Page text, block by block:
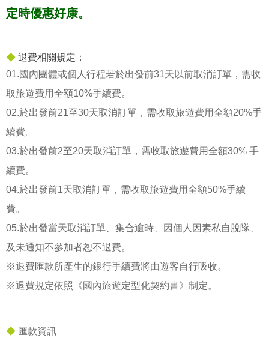
定時優惠好康。
◆ 退費相關規定：
01.國內團體或個人行程若於出發前31天以前取消訂單，需收
取旅遊費用全額10%手續費。
02.於出發前21至30天取消訂單，需收取旅遊費用全額20%手
續費。
03.於出發前2至20天取消訂單，需收取旅遊費用全額30% 手
續費。
04.於出發前1天取消訂單，需收取旅遊費用全額50%手續
費。
05.於出發當天取消訂單、集合逾時、因個人因素私自脫隊、
及未通知不參加者恕不退費。
※退費匯款所產生的銀行手續費將由遊客自行吸收。
※退費規定依照《國內旅遊定型化契約書》制定。
◆ 匯款資訊